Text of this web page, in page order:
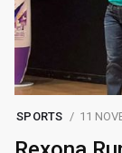
SPORTS 11